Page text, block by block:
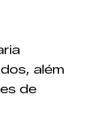
além
de